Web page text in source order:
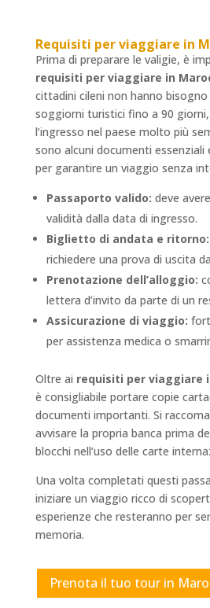
Requisiti per viaggiare in
Prima di preparare le valigie, è
requisiti per viaggiare in
cittadini cileni non hanno
soggiorni turistici fino a 90 giorni,
l’ingresso nel paese molto più
sono alcuni documenti essenziali
per garantire un viaggio senza
Passaporto valido: deve
validità dalla data di ingresso.
Biglietto di andata e ritorno:
richiedere una prova di uscita
Prenotazione dell’alloggio:
lettera d’invito da parte di un
Assicurazione di viaggio:
per assistenza medica o
Oltre ai requisiti per viaggiare
è consigliabile portare copie
documenti importanti. Si
avvisare la propria banca prima
blocchi nell’uso delle carte
Una volta completati questi
iniziare un viaggio ricco di
esperienze che resteranno per
memoria.
Prenota il tuo tour in